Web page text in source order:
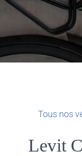
Tous nos
Levit